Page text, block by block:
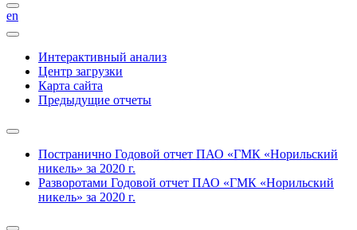
en
Интерактивный анализ
Центр загрузки
Карта сайта
Предыдущие отчеты
Постранично Годовой отчет ПАО «ГМК «Норильский
никель» за 2020 г.
Разворотами Годовой отчет ПАО «ГМК «Норильский
никель» за 2020 г.